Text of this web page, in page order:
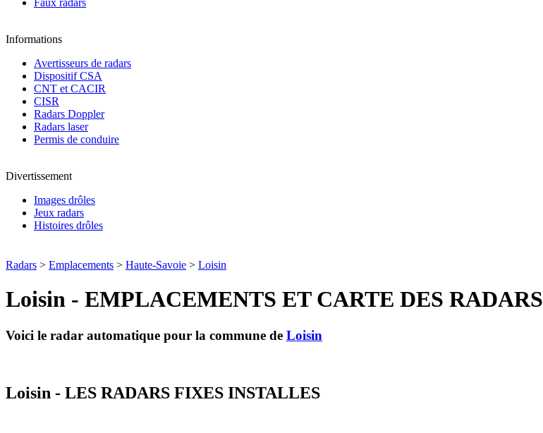
Faux radars
Informations
Avertisseurs de radars
Dispositif CSA
CNT et CACIR
CISR
Radars Doppler
Radars laser
Permis de conduire
Divertissement
Images drôles
Jeux radars
Histoires drôles
Radars > Emplacements > Haute-Savoie > Loisin
Loisin - EMPLACEMENTS ET CARTE DES RADARS
Voici le radar automatique pour la commune de Loisin
Loisin - LES RADARS FIXES INSTALLES